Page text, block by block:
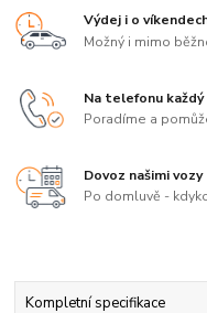
Výdej i o
Možný i mimo
Na telefonu každý
Poradíme a
Dovoz našimi vozy
Po domluvě -
Kompletní specifikace